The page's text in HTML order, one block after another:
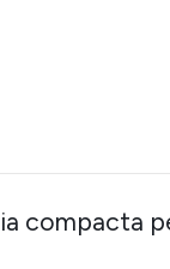
compacta